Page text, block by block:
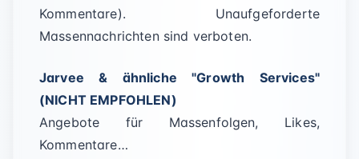
Kommentare). Unaufgeforderte
Massennachrichten sind verboten.
Jarvee & ähnliche "Growth Services"
(NICHT EMPFOHLEN)
Angebote für Massenfolgen, Likes,
Kommentare…